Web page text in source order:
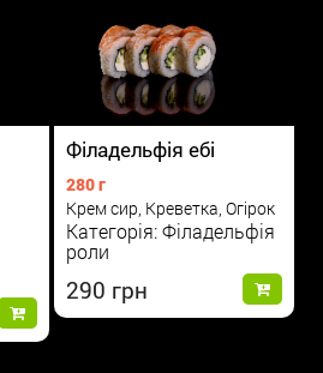
Філадельфія ебі
280 г
Крем сир, Креветка, Огірок
Категорія: Філадельфія
роли
290